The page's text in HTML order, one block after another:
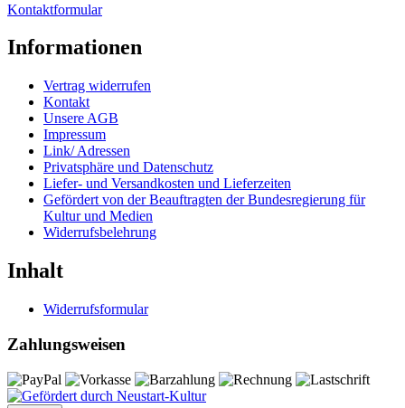
Kontaktformular
Informationen
Vertrag widerrufen
Kontakt
Unsere AGB
Impressum
Link/ Adressen
Privatsphäre und Datenschutz
Liefer- und Versandkosten und Lieferzeiten
Gefördert von der Beauftragten der Bundesregierung für
Kultur und Medien
Widerrufsbelehrung
Inhalt
Widerrufsformular
Zahlungsweisen